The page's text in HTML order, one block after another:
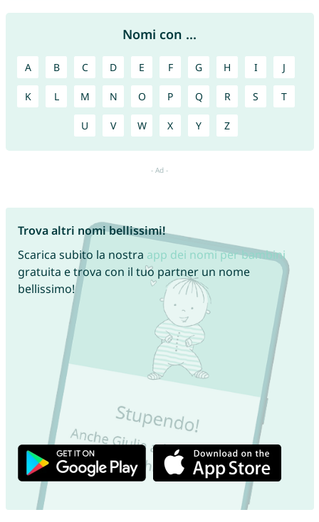
Nomi con ...
A B C D E F G H I J
K L M N O P Q R S T
U V W X Y Z
Trova altri nomi bellissimi!
Scarica subito la nostra app dei nomi per bambini
gratuita e trova con il tuo partner un nome
bellissimo!